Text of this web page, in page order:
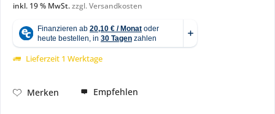
inkl. 19 % MwSt.zzgl. Versandkosten
Lieferzeit 1 Werktage
Merken Empfehlen